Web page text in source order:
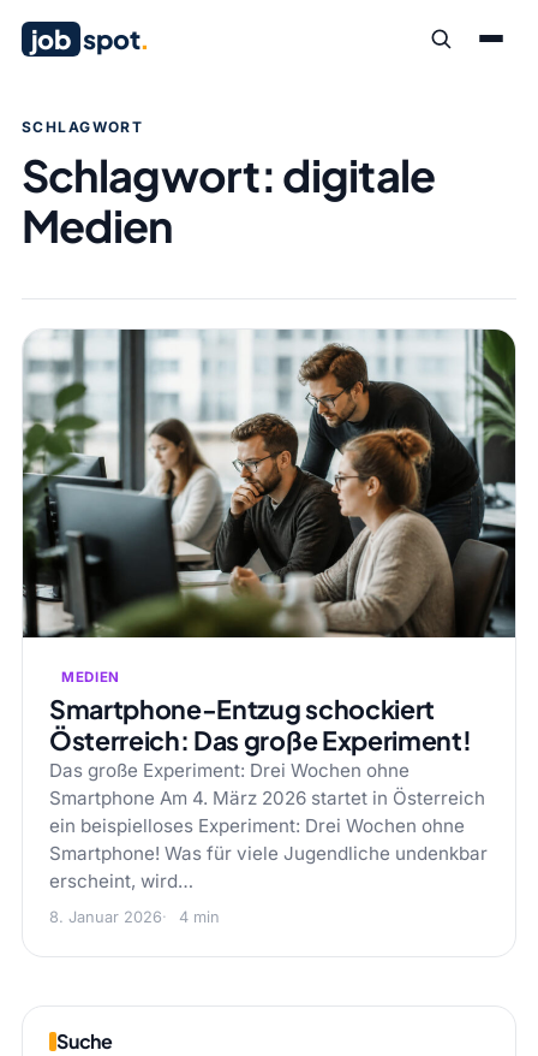
job spot.
SCHLAGWORT
Schlagwort:digitale
Medien
MEDIEN
Smartphone-Entzug schockiert
Österreich: Das große Experiment!
Das große Experiment: Drei Wochen ohne
Smartphone Am 4. März 2026 startet in Österreich
ein beispielloses Experiment: Drei Wochen ohne
Smartphone! Was für viele Jugendliche undenkbar
erscheint, wird…
8. Januar 2026 4 min
Suche